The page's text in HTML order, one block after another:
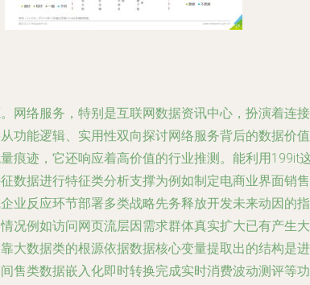
网络服务，特别是互联网数据资讯中心，扮演着连
功能逻辑、实用性双向探讨网络服务背后的数据价
痕迹，它还响应着高价值的行业推测。能利用199it
数据进行特征类分析支撑为例如制定电商业界面销
业反应环节部署多类战略先务释放开发未来动因的
况例如访问网页流层因需求群体真实扩大已有产生
大数据类的根源依据数据核心变量提取出的结构是
售类数据嵌入化即时转换完成实时消费波动测评等